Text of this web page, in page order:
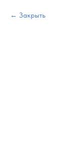
Закрыть